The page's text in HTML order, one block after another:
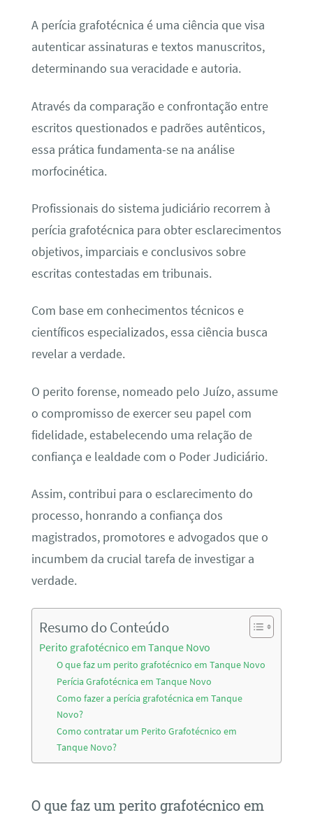
A perícia grafotécnica é uma ciência que visa
autenticar assinaturas e textos manuscritos,
determinando sua veracidade e autoria.
Através da comparação e confrontação entre
escritos questionados e padrões autênticos,
essa prática fundamenta-se na análise
morfocinética.
Profissionais do sistema judiciário recorrem à
perícia grafotécnica para obter esclarecimentos
objetivos, imparciais e conclusivos sobre
escritas contestadas em tribunais.
Com base em conhecimentos técnicos e
científicos especializados, essa ciência busca
revelar a verdade.
O perito forense, nomeado pelo Juízo, assume
o compromisso de exercer seu papel com
fidelidade, estabelecendo uma relação de
confiança e lealdade com o Poder Judiciário.
Assim, contribui para o esclarecimento do
processo, honrando a confiança dos
magistrados, promotores e advogados que o
incumbem da crucial tarefa de investigar a
verdade.
Resumo do Conteúdo
Perito grafotécnico em Tanque Novo
O que faz um perito grafotécnico em Tanque Novo
Perícia Grafotécnica em Tanque Novo
Como fazer a perícia grafotécnica em Tanque
Novo?
Como contratar um Perito Grafotécnico em
Tanque Novo?
O que faz um perito grafotécnico em